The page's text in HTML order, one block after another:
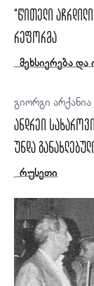
“წითელი
რეფორმა
მეხსიერება
გიორგი არქანია
ანდრეი
უნდა
რუსეთი